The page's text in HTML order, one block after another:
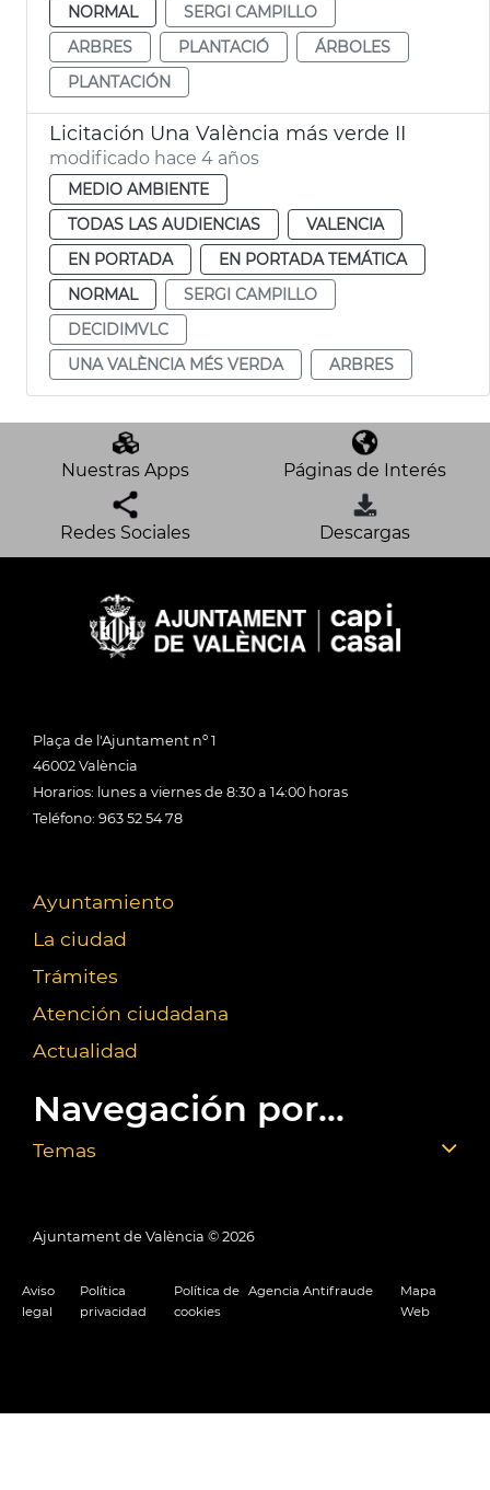
NORMAL
SERGI CAMPILLO
ARBRES
PLANTACIÓ
ÁRBOLES
PLANTACIÓN
Licitación Una València más verde II
modificado hace 4 años
MEDIO AMBIENTE
TODAS LAS AUDIENCIAS
VALENCIA
EN PORTADA
EN PORTADA TEMÁTICA
NORMAL
SERGI CAMPILLO
DECIDIMVLC
UNA VALÈNCIA MÉS VERDA
ARBRES
Nuestras Apps Páginas de Interés
Redes Sociales Descargas
Plaça de l'Ajuntament nº 1
46002 València
Horarios: lunes a viernes de 8:30 a 14:00 horas
Teléfono: 963 52 54 78
Ayuntamiento
La ciudad
Trámites
Atención ciudadana
Actualidad
Navegación por...
Temas
Ajuntament de València © 2026
Aviso
legal
Política
privacidad
Política de
cookies
Agencia Antifraude
Mapa
Web